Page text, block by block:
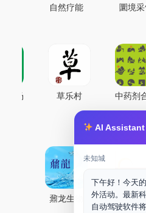
AI Assistant
未知城
下午好！今天
外活动。最新
自动驾驶软件
自然疗能 圜境
药场 草乐村 中药剂
Maker
鼐龙生物 PLM